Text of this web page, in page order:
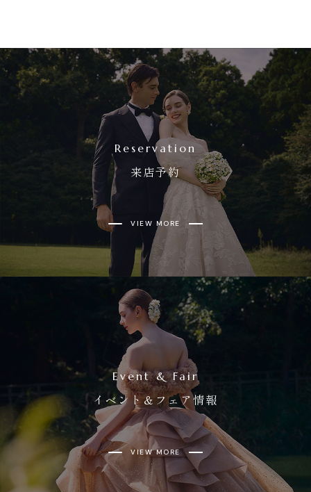
Reservation
来店予約
VIEW MORE
Event & Fair
イベント＆フェア情報
VIEW MORE